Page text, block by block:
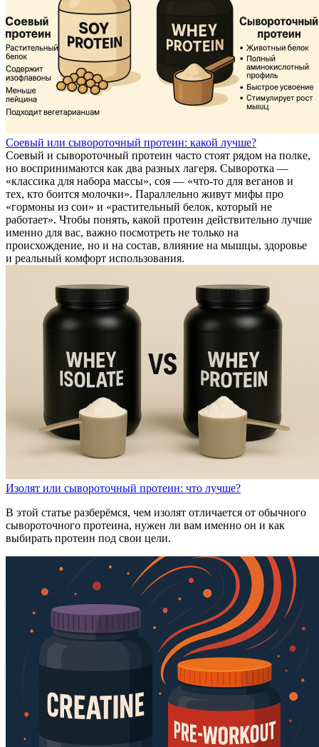
Соевый или сывороточный протеин: какой лучше?
Соевый и сывороточный протеин часто стоят рядом на полке,
но воспринимаются как два разных лагеря. Сыворотка —
«классика для набора массы», соя — «что-то для веганов и
тех, кто боится молочки». Параллельно живут мифы про
«гормоны из сои» и «растительный белок, который не
работает». Чтобы понять, какой протеин действительно лучше
именно для вас, важно посмотреть не только на
происхождение, но и на состав, влияние на мышцы, здоровье
и реальный комфорт использования.
Изолят или сывороточный протеин: что лучше?
В этой статье разберёмся, чем изолят отличается от обычного
сывороточного протеина, нужен ли вам именно он и как
выбирать протеин под свои цели.